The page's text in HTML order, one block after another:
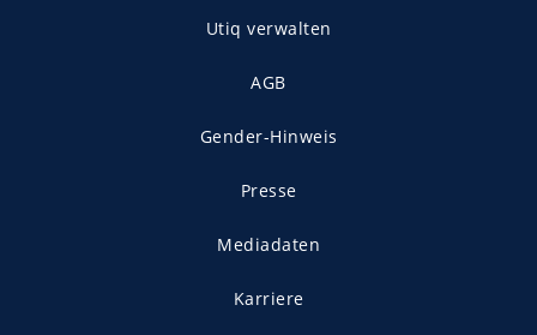
Utiq verwalten
AGB
Gender-Hinweis
Presse
Mediadaten
Karriere